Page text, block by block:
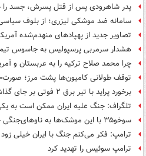
پدر شاهرودی پس از قتل پسرش، جسد را
سامانه ضد موشکی لیزری؛ از بلوف
تصاویر جدید از پهپادهای منهدم‌شده
هشدار سرمربی پرسپولیس به جاسوس
چرا محمد صلاح ترکیه را به عربستان و
توقف طولانی کامیون‌ها پشت مرز؛
برخورد پراید با تیر برق ۲ فوتی بر جای گذاشت
تلگراف: جنگ علیه ایران ممکن است به
سوخو۳۵ با این موشک‌ها به ناوهای‌جنگی حمله می‌کند
ترامپ: فکر می‌کنم جنگ با ایران خیلی زود
ترامپ سوئیس را تهدید کرد